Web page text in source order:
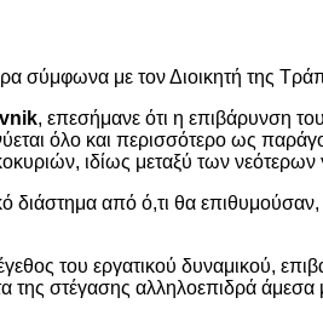
σύμφωνα με τον Διοικητή της
, επεσήμανε ότι η επιβάρυνση
όλο και περισσότερο ως
ιδίως μεταξύ των νεότερων
διάστημα από ό,τι θα
του εργατικού δυναμικού,
στέγασης αλληλοεπιδρά άμεσα